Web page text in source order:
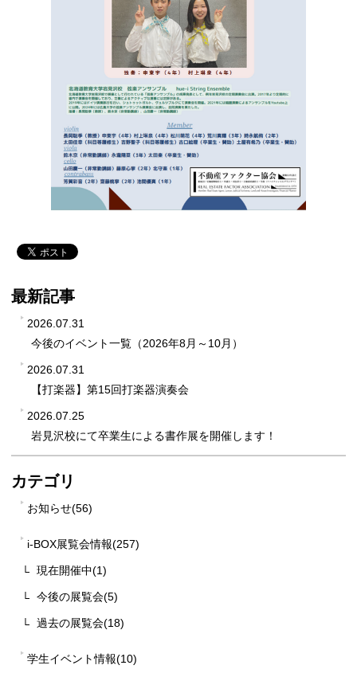
最新記事
2026.07.31
今後のイベント一覧（2026年8月～10月）
2026.07.31
【打楽器】第15回打楽器演奏会
2026.07.25
岩見沢校にて卒業生による書作展を開催します！
カテゴリ
お知らせ(56)
i-BOX展覧会情報(257)
現在開催中(1)
今後の展覧会(5)
過去の展覧会(18)
学生イベント情報(10)